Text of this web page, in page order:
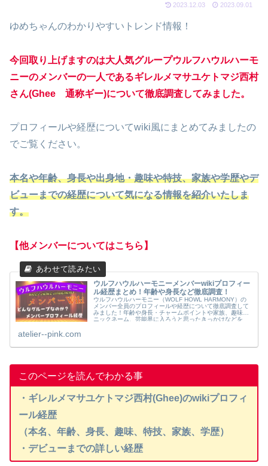
2023.12.03 2023.09.01
ゆめちゃんのわかりやすいトレンド情報！
今回取り上げますのは大人気グループウルフハウルハーモ
ニーのメンバーの一人であるギレルメマサユケトマジ西村
さん(Ghee 通称ギー)について徹底調査してみました。
プロフィールや経歴についてwiki風にまとめてみましたの
でご覧ください。
本名や年齢、身長や出身地・趣味や特技、家族や学歴やデ
ビューまでの経歴について気になる情報を紹介いたしま
す。
【他メンバーについてはこちら】
ウルフハウルハーモニーメンバーwikiプロフィー
ル経歴まとめ！年齢や身長など徹底調査！
ウルフハウルハーモニー（WOLF HOWL HARMONY）の
メンバー全員のプロフィールや経歴について徹底調査して
みました！年齢や身長・チャームポイントや家族、趣味や
ニックネーム、芸能界に入ろうと思ったきっかけなどを
atelier--pink.com
このページを読んでわかる事
・ギレルメマサユケトマジ西村(Ghee)のwikiプロフィ
ール経歴
（本名、年齢、身長、趣味、特技、家族、学歴）
・デビューまでの詳しい経歴